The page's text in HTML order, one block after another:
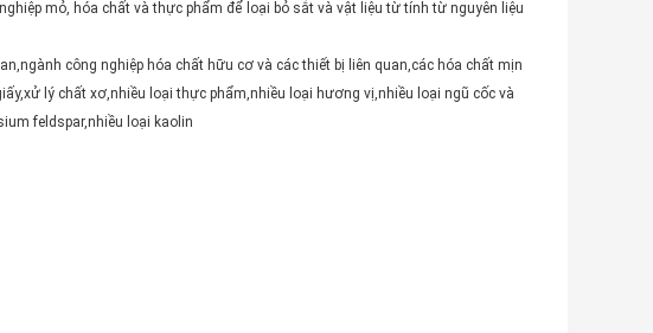
mỏ, hóa chất và thực phẩm để loại bỏ sắt và vật liệu từ tính từ nguyên liệu
công nghiệp hóa chất hữu cơ và các thiết bị liên quan,các hóa chất mịn
lý chất xơ,nhiều loại thực phẩm,nhiều loại hương vị,nhiều loại ngũ cốc và
feldspar,nhiều loại kaolin